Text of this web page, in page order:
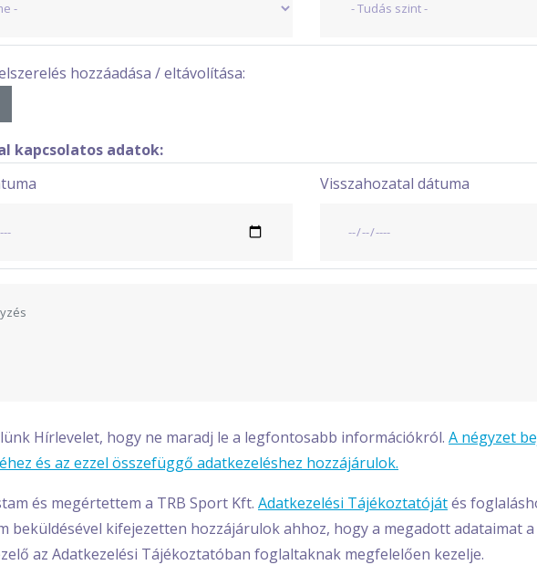
hozzáadása / eltávolítása:
kapcsolatos adatok:
Visszahozatal dátuma
Hírlevelet, hogy ne maradj le a legfontosabb információkról. A négyzet
és az ezzel összefüggő adatkezeléshez hozzájárulok.
és megértettem a TRB Sport Kft. Adatkezelési Tájékoztatójátés
beküldésével kifejezetten hozzájárulok ahhoz, hogy a megadott adataimat
az Adatkezelési Tájékoztatóban foglaltaknak megfelelően kezelje.